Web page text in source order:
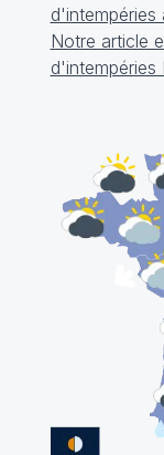
Notre article
d'intempéries